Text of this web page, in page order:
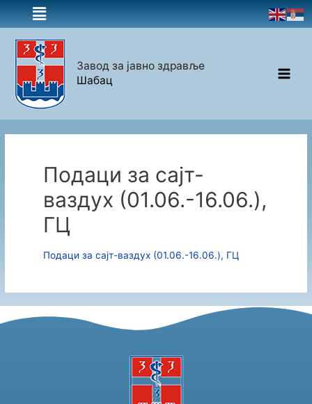
Завод за јавно здравље
Шабац
Подаци за сајт-
ваздух (01.06.-16.06.),
ГЦ
Подаци за сајт-ваздух (01.06.-16.06.), ГЦ